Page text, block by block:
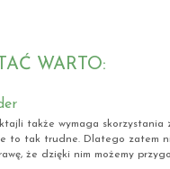
WARTO:
także wymaga
to tak trudne. Dlatego zatem
że dzięki nim możemy